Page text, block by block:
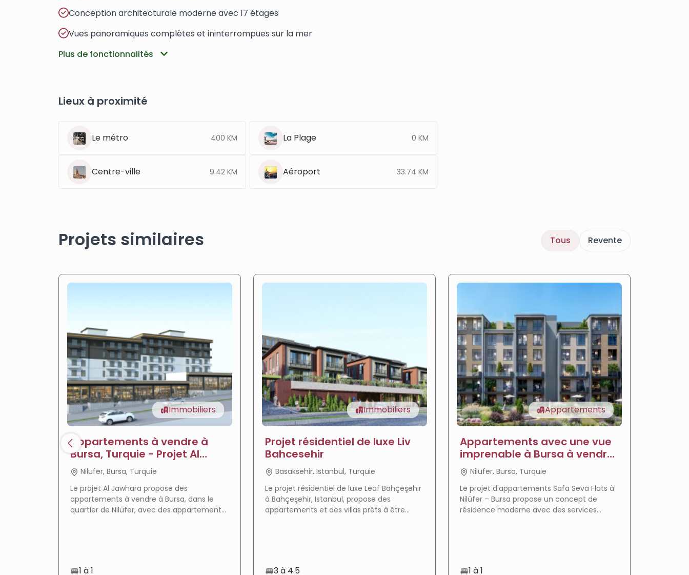
Conception architecturale moderne avec 17 étages
Vues panoramiques complètes et ininterrompues sur la mer
Plus de fonctionnalités
Lieux à proximité
Le métro 400 KM La Plage 0 KM
Centre-ville 9.42 KM Aéroport 33.74 KM
Projets similaires Tous Revente
Immobiliers
Appartements à vendre à
Bursa, Turquie - Projet Al
Jawhara
Nilufer, Bursa, Turquie
Le projet Al Jawhara propose des
appartements à vendre à Bursa, dans le
quartier de Nilüfer, avec des appartements
1 à 1
Immobiliers
Projet résidentiel de luxe Liv
Bahcesehir
Basaksehir, Istanbul, Turquie
Le projet résidentiel de luxe Leaf Bahçeşehir
à Bahçeşehir, Istanbul, propose des
appartements et des villas prêts à être
3 à 4.5
Appartements
Appartements avec une vue
imprenable à Bursa à vendre
- Appartements Sava
Nilufer, Bursa, Turquie
Le projet d'appartements Safa Seva Flats à
Nilüfer – Bursa propose un concept de
résidence moderne avec des services
1 à 1